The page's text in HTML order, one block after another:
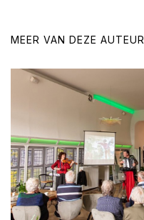
MEER VAN DEZE AUTEUR